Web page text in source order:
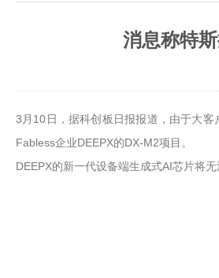
消息称特
3月10日，据科创板日报报道，由于大
Fabless企业DEEPX的DX-M2项目。
DEEPX的新一代设备端生成式AI芯片将